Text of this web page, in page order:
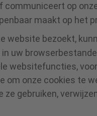
communiceert op
maakt op het
website bezoekt,
uw
websitefuncties,
onze cookies te
gebruiken,